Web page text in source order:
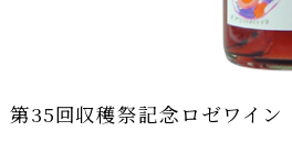
第35回収穫祭記念ロゼワイン